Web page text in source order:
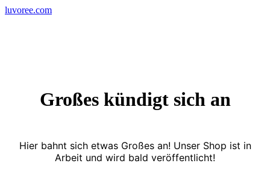
Skip
luvoree.com
Großes kündigt sich an
Hier bahnt sich etwas Großes an! Unser Shop ist in
Arbeit und wird bald veröffentlicht!